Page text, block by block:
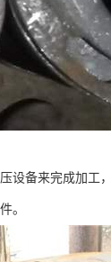
设备来完成加工
。